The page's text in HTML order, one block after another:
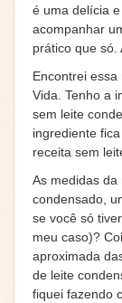
é uma delícia
acompanhar
prático que só.
Encontrei
Vida. Tenho a
sem leite
ingrediente
receita sem
As medidas da
condensado,
se você só
meu caso)?
aproximada
de leite
fiquei fazendo